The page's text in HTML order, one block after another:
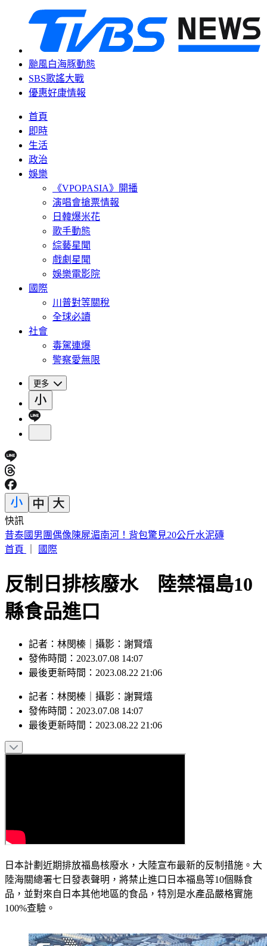
颱風白海豚動態
SBS歌謠大戰
優惠好康情報
首頁
即時
生活
政治
娛樂
《VPOPASIA》開播
演唱會搶票情報
日韓爆米花
歌手動態
綜藝星聞
戲劇星聞
娛樂電影院
國際
川普對等關稅
全球必讀
社會
毒駕連爆
警察愛無限
更多
快訊
阿伯車廂內狂罵女兒！列車長下班後勸阻被爆揍
首頁
國際
反制日排核廢水 陸禁福島10
縣食品進口
記者：林閔榛｜攝影：謝賢熺
發佈時間：2023.07.08 14:07
最後更新時間：2023.08.22 21:06
記者 ： 林閔榛 攝影 ： 謝賢熺
發佈時間： 2023.07.08 14:07
最後更新時間： 2023.08.22 21:06
日本計劃近期排放福島核廢水，大陸宣布最新的反制措施。大
陸海關總署七日發表聲明，將禁止進口日本福島等10個縣食
品，並對來自日本其他地區的食品，特別是水產品嚴格實施
100%查驗。